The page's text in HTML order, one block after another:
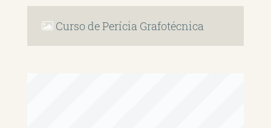
Curso de Perícia Grafotécnica